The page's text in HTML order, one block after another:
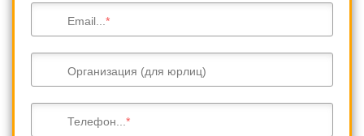
Email...
Организация (для юрлиц)
Телефон...